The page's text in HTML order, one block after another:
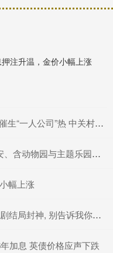
注升温，金价小幅上涨
关村AI北纬社区聚起创业“梦之队”
动物园与主题乐园的国家
幅上涨
封神, 别告诉我你一部没看
加息 英债价格应声下跌